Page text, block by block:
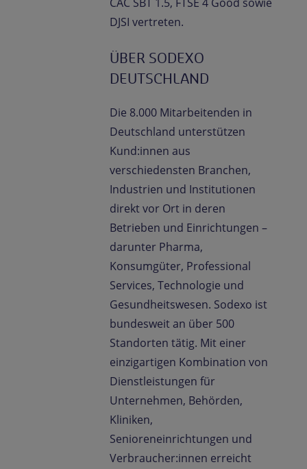
DJSI vertreten.
ÜBER SODEXO
DEUTSCHLAND
Die 8.000 Mitarbeitenden in
Deutschland unterstützen
Kund:innen aus
verschiedensten Branchen,
Industrien und Institutionen
direkt vor Ort in deren
Betrieben und Einrichtungen –
darunter Pharma,
Konsumgüter, Professional
Services, Technologie und
Gesundheitswesen. Sodexo ist
bundesweit an über 500
Standorten tätig. Mit einer
einzigartigen Kombination von
Dienstleistungen für
Unternehmen, Behörden,
Kliniken,
Senioreneinrichtungen und
Verbraucher:innen erreicht